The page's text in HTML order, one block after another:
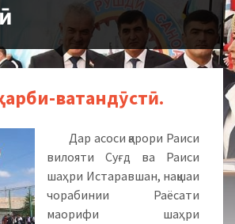
ватандӯстӣ.
Дар асоси қарори Раиси
вилояти Суғд ва Раиси
шаҳри Истаравшан, нақшаи
чорабинии Раёсати
маорифи шаҳри